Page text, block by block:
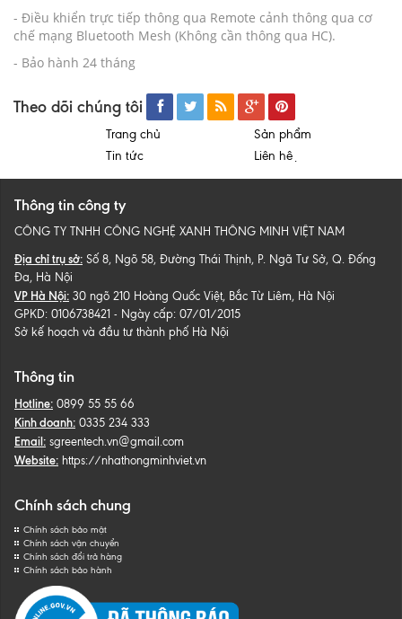
- Điều khiển trực tiếp thông qua Remote cảnh thông qua cơ
chế mạng Bluetooth Mesh (Không cần thông qua HC).
- Bảo hành 24 tháng
Theo dõi chúng tôi
Trang chủ
Sản phẩm
Tin tức
Liên hệ
Thông tin công ty
CÔNG TY TNHH CÔNG NGHỆ XANH THÔNG MINH VIỆT NAM
Địa chỉ trụ sở: Số 8, Ngõ 58, Đường Thái Thịnh, P. Ngã Tư Sở, Q. Đống
Đa, Hà Nội
VP Hà Nội: 30 ngõ 210 Hoàng Quốc Việt, Bắc Từ Liêm, Hà Nội
GPKD: 0106738421 - Ngày cấp: 07/01/2015
Sở kế hoạch và đầu tư thành phố Hà Nội
Thông tin
Hotline: 0899 55 55 66
Kinh doanh: 0335 234 333
Email: sgreentech.vn@gmail.com
Website: https://nhathongminhviet.vn
Chính sách chung
Chính sách bảo mật
Chính sách vận chuyển
Chính sách đổi trả hàng
Chính sách bảo hành